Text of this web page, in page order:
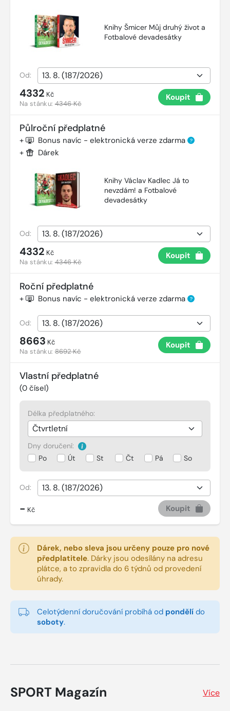
Knihy Šmicer Můj druhý život a
Fotbalové devadesátky
Od:
4332 Kč
Na stánku:4346 Kč
Koupit
Půlroční předplatné
+ Bonus navíc - elektronická verze zdarma ?
+ Dárek
Knihy Václav Kadlec Já to
nevzdám! a Fotbalové
devadesátky
Od:
4332 Kč
Na stánku:4346 Kč
Koupit
Roční předplatné
+ Bonus navíc - elektronická verze zdarma ?
Od:
8663 Kč
Na stánku:8692 Kč
Koupit
Vlastní předplatné
(0 čísel)
Délka předplatného:
Dny doručení:
Po
Út St Čt Pá So
Od:
- Kč Koupit
Dárek, nebo sleva jsou určeny pouze pro nové
předplatitele. Dárky jsou odesílány na adresu
plátce, a to zpravidla do 6 týdnů od provedení
úhrady.
Celotýdenní doručování probíhá od pondělí do
soboty.
SPORT Magazín Více